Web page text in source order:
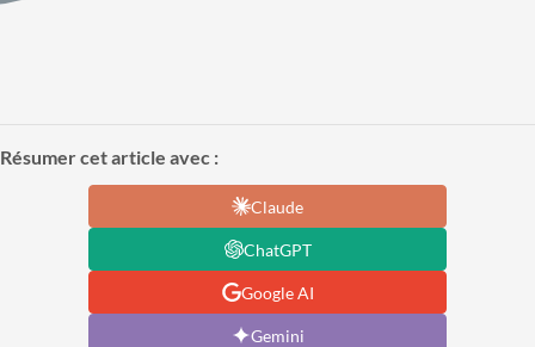
Résumer cet article avec :
Claude
ChatGPT
Google AI
Gemini